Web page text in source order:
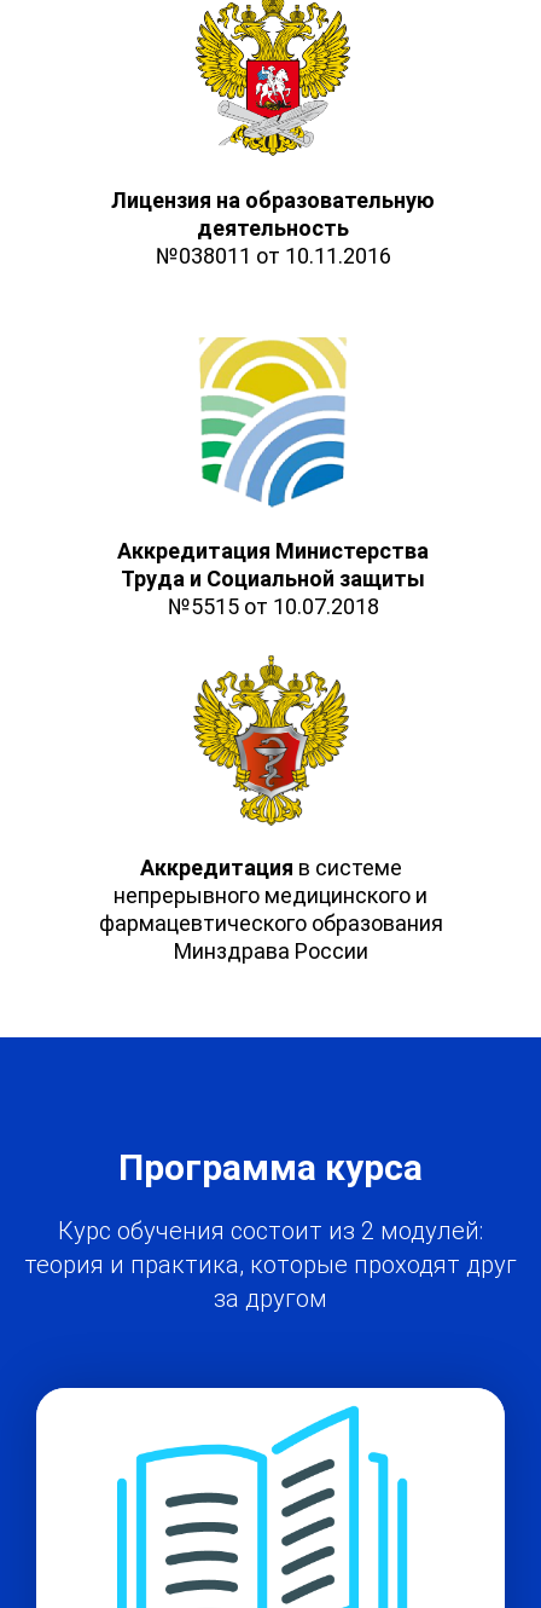
Лицензия на образовательную
деятельность
№038011 от 10.11.2016
Аккредитация Министерства
Труда и Социальной защиты
№5515 от 10.07.2018
Аккредитация в системе
непрерывного медицинского и
фармацевтического образования
Минздрава России
Программа курса
Курс обучения состоит из 2 модулей:
теория и практика, которые проходят друг
за другом